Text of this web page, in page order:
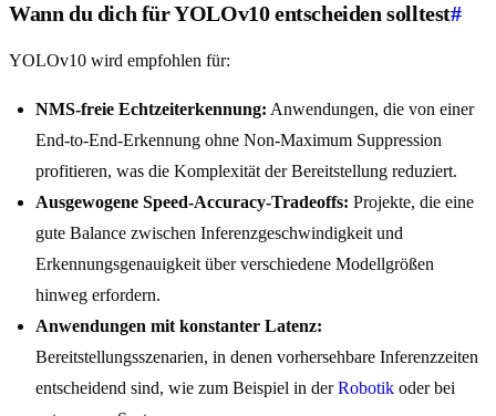
Wann du dich für YOLOv10 entscheiden solltest#
YOLOv10 wird empfohlen für:
NMS-freie Echtzeiterkennung: Anwendungen, die von einer
End-to-End-Erkennung ohne Non-Maximum Suppression
profitieren, was die Komplexität der Bereitstellung reduziert.
Ausgewogene Speed-Accuracy-Tradeoffs: Projekte, die eine
gute Balance zwischen Inferenzgeschwindigkeit und
Erkennungsgenauigkeit über verschiedene Modellgrößen
hinweg erfordern.
Anwendungen mit konstanter Latenz:
Bereitstellungsszenarien, in denen vorhersehbare Inferenzzeiten
entscheidend sind, wie zum Beispiel in derRobotik oder bei